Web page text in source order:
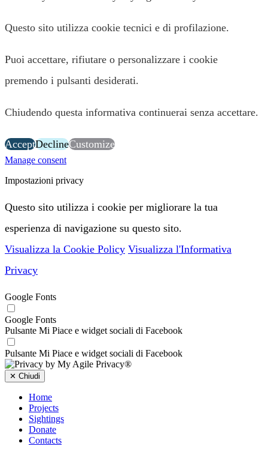
Questo sito utilizza cookie tecnici e di profilazione.
Puoi accettare, rifiutare o personalizzare i cookie
premendo i pulsanti desiderati.
Chiudendo questa informativa continuerai senza accettare.
AcceptDeclineCustomize
Manage consent
Impostazioni privacy
Questo sito utilizza i cookie per migliorare la tua
esperienza di navigazione su questo sito.
Visualizza la Cookie Policy Visualizza l'Informativa
Privacy
Google Fonts
Google Fonts
Pulsante Mi Piace e widget sociali di Facebook
Pulsante Mi Piace e widget sociali di Facebook
✕ Chiudi
Home
Projects
Sightings
Donate
Contacts